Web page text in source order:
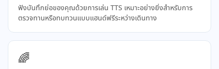
ฟังบันทึกย่อของคุณด้วยการเล่น TTS เหมาะอย่างยิ่งสำหรับการ
ตรวจทานหรือทบทวนแบบแฮนด์ฟรีระหว่างเดินทาง
🌈